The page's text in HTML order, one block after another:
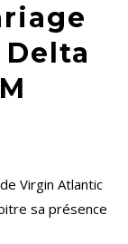
Virgin Atlantic
sa présence